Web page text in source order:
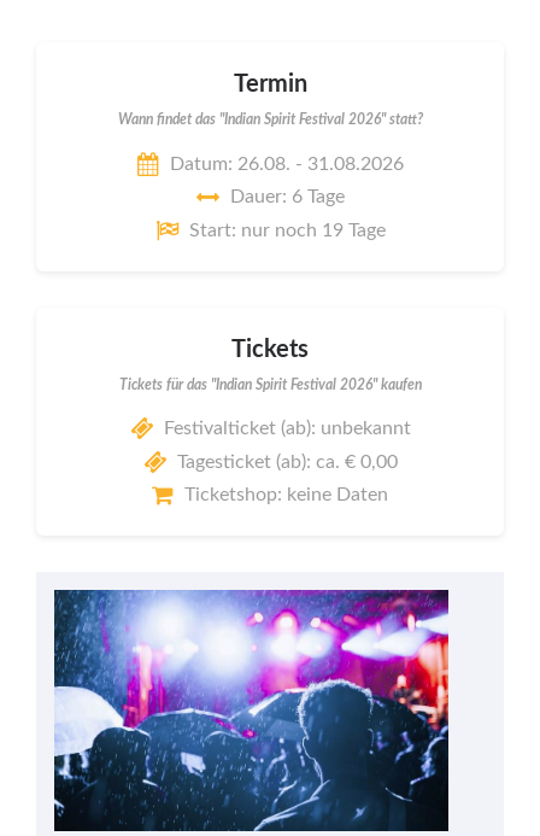
Termin
Wann findet das "Indian Spirit Festival 2026" statt?
Datum: 26.08. - 31.08.2026
Dauer: 6 Tage
Start: nur noch 19 Tage
Tickets
Tickets für das "Indian Spirit Festival 2026" kaufen
Festivalticket (ab): unbekannt
Tagesticket (ab): ca. € 0,00
Ticketshop: keine Daten